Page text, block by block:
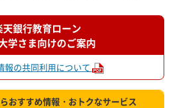
天銀行教育ローン
学さま向けのご案内
報の共同利用について
おすすめ情報・おトクなサービス